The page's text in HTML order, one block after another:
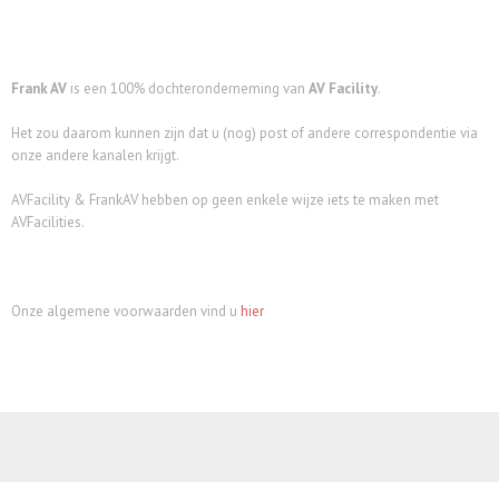
Frank AV is een 100% dochteronderneming van AV Facility.
Het zou daarom kunnen zijn dat u (nog) post of andere correspondentie via
onze andere kanalen krijgt.
AVFacility & FrankAV hebben op geen enkele wijze iets te maken met
AVFacilities.
Onze algemene voorwaarden vind u hier